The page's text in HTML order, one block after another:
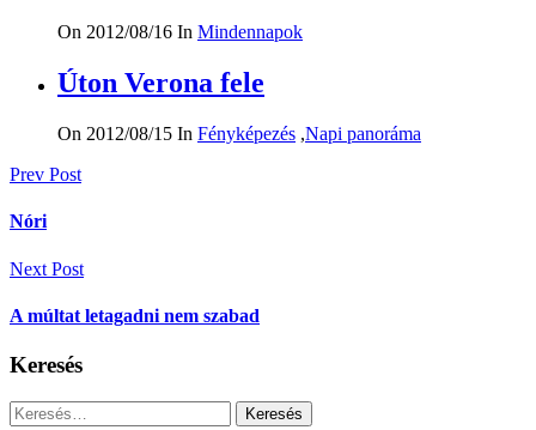
On 2012/08/16 In Mindennapok
Úton Verona fele
On 2012/08/15 In Fényképezés ,Napi panoráma
Bejegyzés
navigáció
Prev Post
Nóri
Next Post
A múltat letagadni nem szabad
Keresés
Keresés: